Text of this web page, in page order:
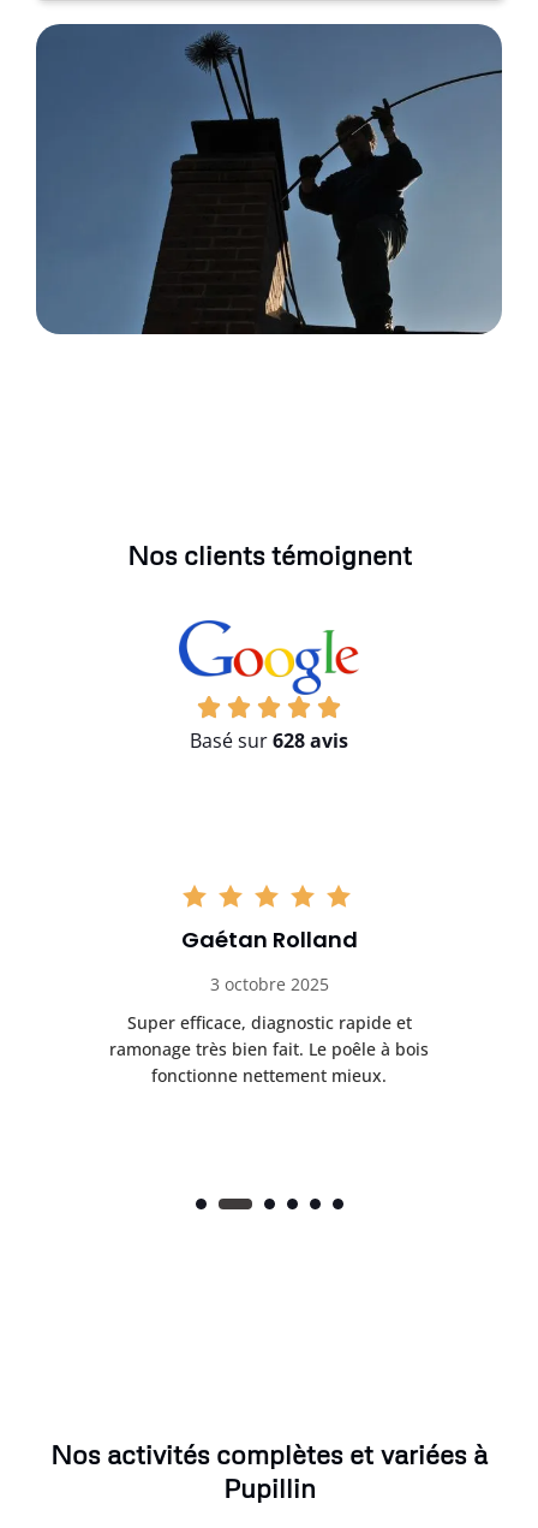
Nos clients témoignent
Basé sur628 avis
Gaétan Rolland
3 octobre 2025
Super efficace, diagnostic rapide et
ramonage très bien fait. Le poêle à bois
fonctionne nettement mieux.
Nos activités complètes et variées à
Pupillin